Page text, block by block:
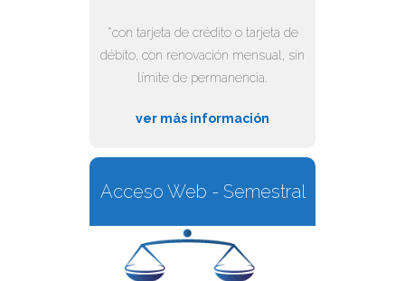
*con tarjeta de crédito o tarjeta de
débito, con renovación mensual, sin
límite de permanencia.
ver más información
Acceso Web - Semestral